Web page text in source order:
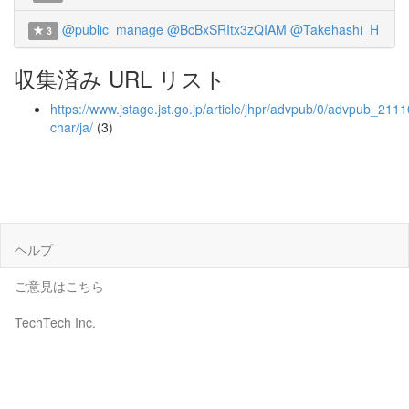
3 @public_manage @BcBxSRItx3zQIAM @Takehashi_H
収集済み URL リスト
https://www.jstage.jst.go.jp/article/jhpr/advpub/0/
char/ja/ (3)
ヘルプ
ご意見はこちら
TechTech Inc.